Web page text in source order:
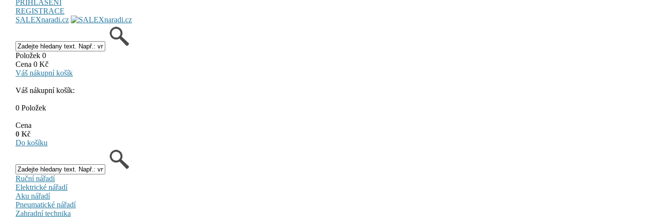
PŘIHLÁŠENÍ
REGISTRACE
SALEXnaradi.cz
Položek 0
Cena 0 Kč
Váš nákupní košík
Váš nákupní košík:
0 Položek
Cena
0 Kč
Do košíku
Ruční nářadí
Elektrické nářadí
Aku nářadí
Pneumatické nářadí
Zahradní technika